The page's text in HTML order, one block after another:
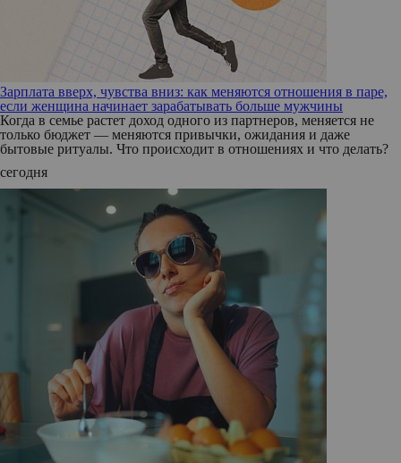
Зарплата вверх, чувства вниз: как меняются отношения в паре,
если женщина начинает зарабатывать больше мужчины
Когда в семье растет доход одного из партнеров, меняется не
только бюджет — меняются привычки, ожидания и даже
бытовые ритуалы. Что происходит в отношениях и что делать?
сегодня